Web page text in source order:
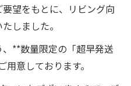
望をもとに、リビング向
しました。
**数量限定の「超早発送
意しております。